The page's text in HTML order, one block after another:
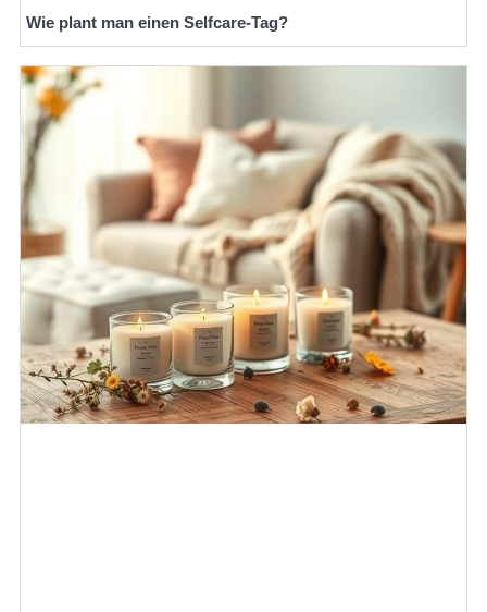
Wie plant man einen Selfcare-Tag?